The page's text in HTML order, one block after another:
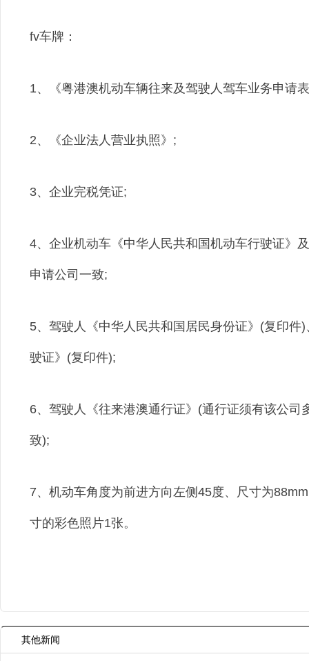
fv车牌：
1、《粤港澳机动车辆往来及驾驶人驾车业务申请
2、《企业法人营业执照》;
3、企业完税凭证;
4、企业机动车《中华人民共和国机动车行驶证》
申请公司一致;
5、驾驶人《中华人民共和国居民身份证》(复印
驶证》(复印件);
6、驾驶人《往来港澳通行证》(通行证须有该公
致);
7、机动车角度为前进方向左侧45度、尺寸为
寸的彩色照片1张。
其他新闻